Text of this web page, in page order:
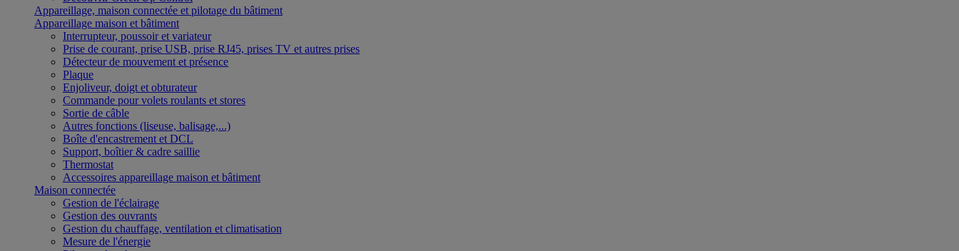
Appareillage, maison connectée et pilotage du bâtiment
Appareillage maison et bâtiment
Interrupteur, poussoir et variateur
Prise de courant, prise USB, prise RJ45, prises TV et autres prises
Détecteur de mouvement et présence
Plaque
Enjoliveur, doigt et obturateur
Commande pour volets roulants et stores
Sortie de câble
Autres fonctions (liseuse, balisage,...)
Boîte d'encastrement et DCL
Support, boîtier & cadre saillie
Thermostat
Accessoires appareillage maison et bâtiment
Maison connectée
Gestion de l'éclairage
Gestion des ouvrants
Gestion du chauffage, ventilation et climatisation
Mesure de l'énergie